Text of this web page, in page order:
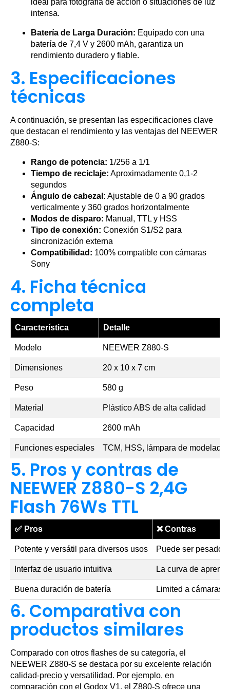
ideal para fotografía de acción o situaciones de luz
intensa.
Batería de Larga Duración: Equipado con una
batería de 7,4 V y 2600 mAh, garantiza un
rendimiento duradero y fiable.
3. Especificaciones
técnicas
A continuación, se presentan las especificaciones clave
que destacan el rendimiento y las ventajas del NEEWER
Z880-S:
Rango de potencia: 1/256 a 1/1
Tiempo de reciclaje: Aproximadamente 0,1-2
segundos
Ángulo de cabezal: Ajustable de 0 a 90 grados
verticalmente y 360 grados horizontalmente
Modos de disparo: Manual, TTL y HSS
Tipo de conexión: Conexión S1/S2 para
sincronización externa
Compatibilidad: 100% compatible con cámaras
Sony
4. Ficha técnica
completa
Característica Detalle
Modelo NEEWER Z880-S
Dimensiones 20 x 10 x 7 cm
Peso 580 g
Material Plástico ABS de alta calidad
Capacidad 2600 mAh
Funciones especiales TCM, HSS, lámpara de modelado
5. Pros y contras de
NEEWER Z880-S 2,4G
Flash 76Ws TTL
✅ Pros ❌Contras
Potente y versátil para diversos usos Puede ser pesado
Interfaz de usuario intuitiva La curva de
Buena duración de batería Limited a cámaras
6. Comparativa con
productos similares
Comparado con otros flashes de su categoría, el
NEEWER Z880-S se destaca por su excelente relación
calidad-precio y versatilidad. Por ejemplo, en
comparación con el Godox V1, el Z880-S ofrece una